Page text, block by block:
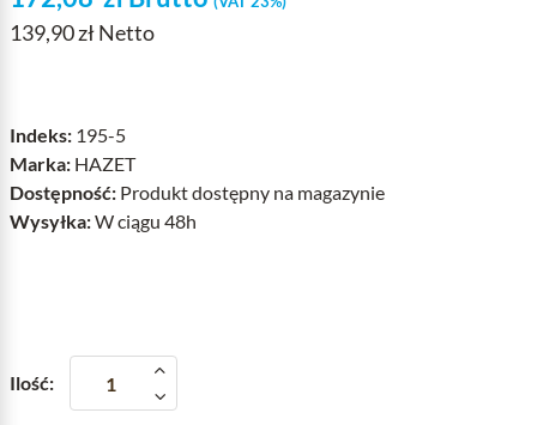
139,90 zł Netto
Indeks: 195-5
Marka: HAZET
Dostępność: Produkt dostępny na magazynie
Wysyłka:W ciągu 48h
Ilość: